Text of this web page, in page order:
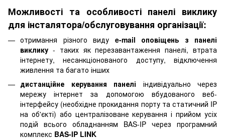
Можливості та особливості панелі виклику
для інсталятора/обслуговування організації:
отримання різного виду e-mail оповіщень з панелі
виклику - таких як перезавантаження панелі, втрата
інтернету, несанкціонованого доступу, відключення
живлення та багато інших
дистанційне керування панелі індивідуально через
мережу інтернет за допомогою вбудованого веб-
інтерфейсу (необхідне прокидання порту та статичний IP
на об'єкті) або централізоване керування і прийом усіх
подій всього обладнанням BAS-IP через програмний
комплекс BAS-IP LINK